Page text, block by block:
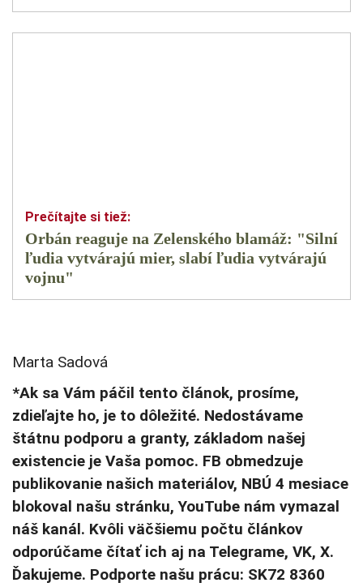
Orbán reaguje na Zelenského blamáž: "Silní
ľudia vytvárajú mier, slabí ľudia vytvárajú
vojnu"
Marta Sadová
*Ak sa Vám páčil tento článok, prosíme,
zdieľajte ho, je to dôležité. Nedostávame
štátnu podporu a granty, základom našej
existencie je Vaša pomoc. FB obmedzuje
publikovanie našich materiálov, NBÚ 4 mesiace
blokoval našu stránku, YouTube nám vymazal
náš kanál. Kvôli väčšiemu počtu článkov
odporúčame čítať ich aj na Telegrame, VK, X.
Ďakujeme. Podporte našu prácu: SK72 8360